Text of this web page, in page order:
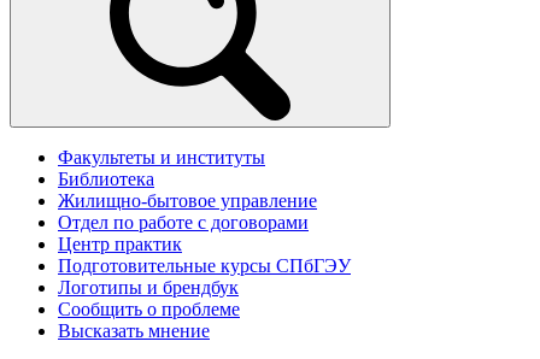
Факультеты и институты
Библиотека
Жилищно-бытовое управление
Отдел по работе с договорами
Центр практик
Подготовительные курсы СПбГЭУ
Логотипы и брендбук
Сообщить о проблеме
Высказать мнение